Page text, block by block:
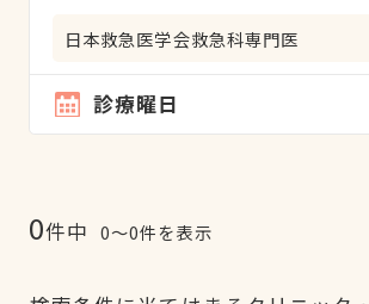
日本救急医学会救急科専門医
診療曜日
0件中 0〜0件を表示